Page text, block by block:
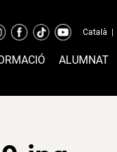
Català
ALUMNAT